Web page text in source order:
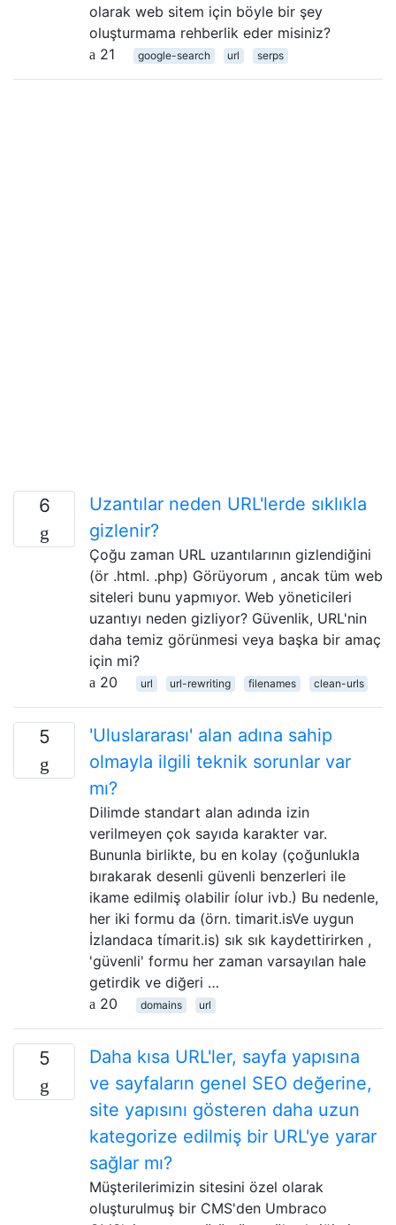
olarak web sitem için böyle bir şey
oluşturmama rehberlik eder misiniz?
21
google-search url serps
6
Uzantılar neden URL'lerde sıklıkla
gizlenir?
Çoğu zaman URL uzantılarının gizlendiğini
(ör .html. .php) Görüyorum , ancak tüm web
siteleri bunu yapmıyor. Web yöneticileri
uzantıyı neden gizliyor? Güvenlik, URL'nin
daha temiz görünmesi veya başka bir amaç
için mi?
20
url url-rewriting filenames clean-urls
5
'Uluslararası' alan adına sahip
olmayla ilgili teknik sorunlar var
mı?
Dilimde standart alan adında izin
verilmeyen çok sayıda karakter var.
Bununla birlikte, bu en kolay (çoğunlukla
bırakarak desenli güvenli benzerleri ile
ikame edilmiş olabilir íolur ivb.) Bu nedenle,
her iki formu da (örn. timarit.isVe uygun
İzlandaca tímarit.is) sık sık kaydettirirken ,
'güvenli' formu her zaman varsayılan hale
getirdik ve diğeri …
20
domains url
5
Daha kısa URL'ler, sayfa yapısına
ve sayfaların genel SEO değerine,
site yapısını gösteren daha uzun
kategorize edilmiş bir URL'ye yarar
sağlar mı?
Müşterilerimizin sitesini özel olarak
oluşturulmuş bir CMS'den Umbraco